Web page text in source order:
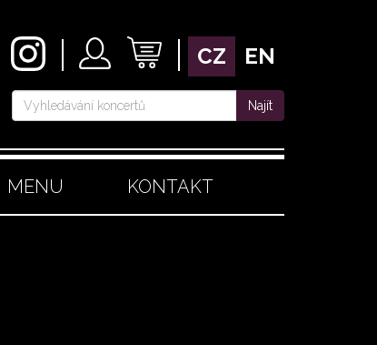
CZ EN
Najít
MENU KONTAKT